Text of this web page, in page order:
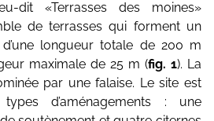
dit «Terrasses des moines»
de terrasses qui forment un
longueur totale de 200 m
maximale de 25 m (fig. 1). La
par une falaise. Le site est
d’aménagements : une